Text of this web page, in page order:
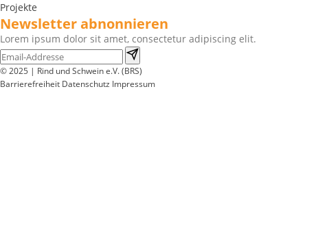
Projekte
Newsletter abnonnieren
Lorem ipsum dolor sit amet, consectetur adipiscing elit.
© 2025 | Rind und Schwein e.V. (BRS)
Barrierefreiheit Datenschutz Impressum